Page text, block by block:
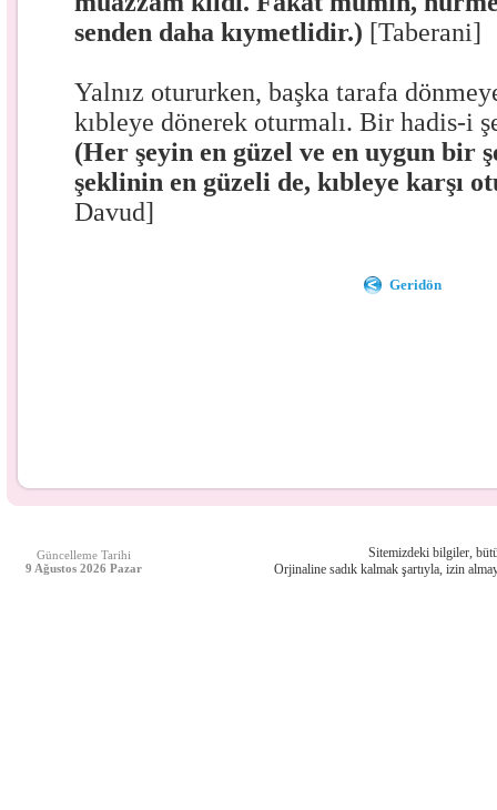
senden daha kıymetlidir.) [Taberani]
Yalnız otururken, başka tarafa
kıbleye dönerek oturmalı. Bir hadis-i
(Her şeyin en güzel ve en uygun bir
şeklinin en güzeli de, kıbleye karşı
Davud]
Geridön
Güncelleme Tarihi
9 Ağustos 2026 Pazar
Sitemizdeki bilgiler,
Orjinaline sadık kalmak şartıyla, izin